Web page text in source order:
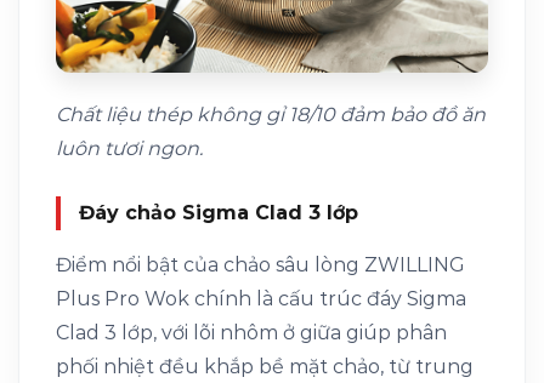
Chất liệu thép không gỉ 18/10 đảm bảo đồ ăn
luôn tươi ngon.
Đáy chảo Sigma Clad 3 lớp
Điểm nổi bật của chảo sâu lòng ZWILLING
Plus Pro Wok chính là cấu trúc đáy Sigma
Clad 3 lớp, với lõi nhôm ở giữa giúp phân
phối nhiệt đều khắp bề mặt chảo, từ trung